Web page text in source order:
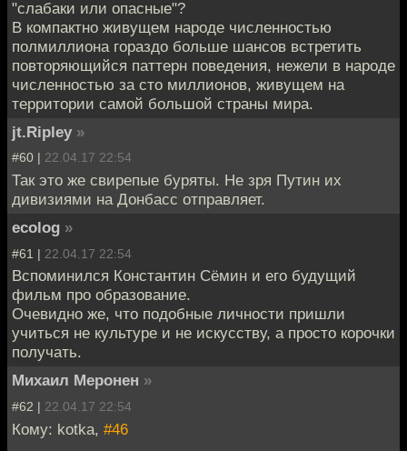
"слабаки или опасные"?
В компактно живущем народе численностью
полмиллиона гораздо больше шансов встретить
повторяющийся паттерн поведения, нежели в народе
численностью за сто миллионов, живущем на
территории самой большой страны мира.
jt.Ripley »
#60 | 22.04.17 22:54
Так это же свирепые буряты. Не зря Путин их
дивизиями на Донбасс отправляет.
ecolog »
#61 | 22.04.17 22:54
Вспоминился Константин Сёмин и его будущий
фильм про образование.
Очевидно же, что подобные личности пришли
учиться не культуре и не искусству, а просто корочки
получать.
Михаил Меронен »
#62 | 22.04.17 22:54
Кому: kotka, #46